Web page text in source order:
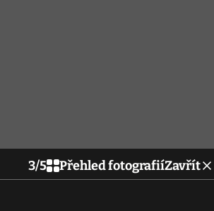
3/5 Přehled fotografiíZavřít